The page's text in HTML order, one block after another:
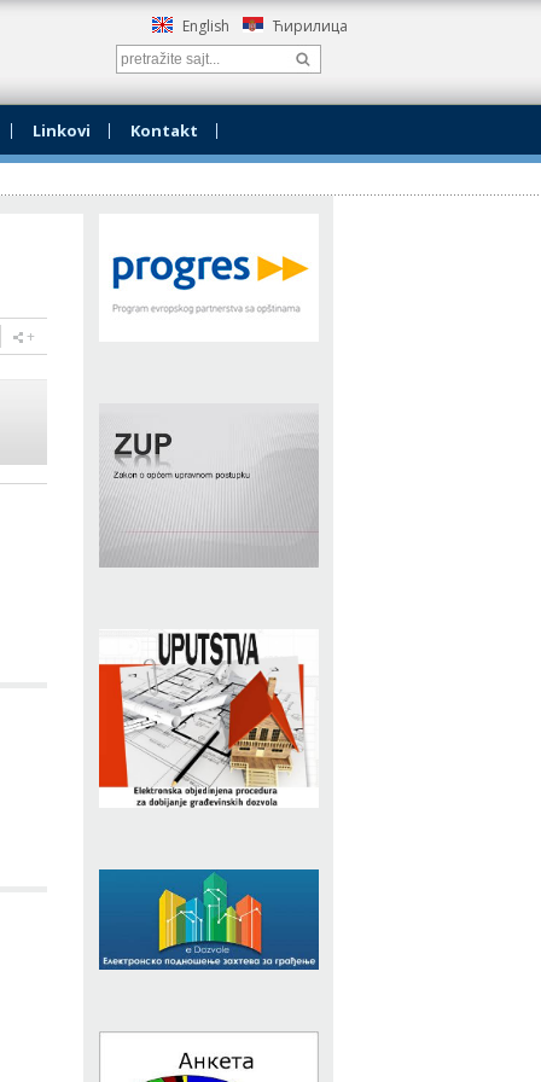
Ћирилица
English
Linkovi Kontаkt
+